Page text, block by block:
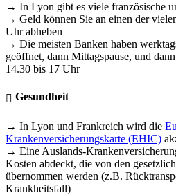
→ In Lyon gibt es viele französische
→ Geld können Sie an einen der
Uhr abheben
→ Die meisten Banken haben
geöffnet, dann Mittagspause, und
14.30 bis 17 Uhr
Gesundheit
→ In Lyon und Frankreich wird die
Krankenversicherungskarte (EHIC)
→ Eine Auslands-
Kosten abdeckt, die von den
übernommen werden (z.B.
Krankheitsfall)